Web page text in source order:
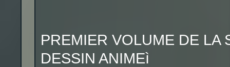
PREMIER VOLUME DE LA
DESSIN ANIMEì